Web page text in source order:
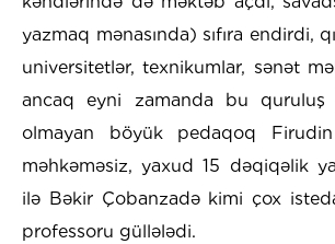
yazmaq mənasında) sıfıra endirdi,
universitetlər, texnikumlar, sənət
ancaq eyni zamanda bu
olmayan böyük pedaqoq
məhkəməsiz, yaxud 15 dəqiqəlik
ilə Bəkir Çobanzadə kimi çox
professoru güllələdi.